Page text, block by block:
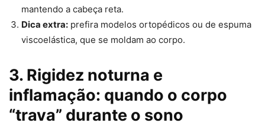
mantendo a cabeça reta.
Dica extra: prefira modelos ortopédicos ou de espuma
viscoelástica, que se moldam ao corpo.
3. Rigidez noturna e
inflamação: quando o corpo
“trava” durante o sono